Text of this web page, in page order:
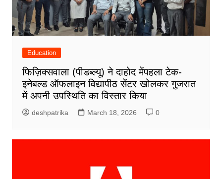
Education
फिज़िक्सवाला (पीडब्ल्यू) ने दाहोद मेंपहला टेक-
इनेबल्ड ऑफलाइन विद्यापीठ सेंटर खोलकर गुजरात
में अपनी उपस्थिति का विस्तार किया
deshpatrika March 18, 2026 0